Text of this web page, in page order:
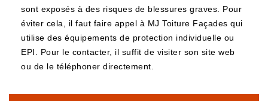
sont exposés à des risques de blessures graves. Pour
éviter cela, il faut faire appel à MJ Toiture Façades qui
utilise des équipements de protection individuelle ou
EPI. Pour le contacter, il suffit de visiter son site web
ou de le téléphoner directement.